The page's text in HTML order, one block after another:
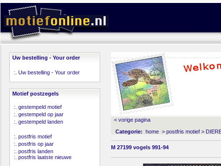
Uw bestelling - Your order
:. Uw bestelling - Your order
Motief postzegels
:. gestempeld motief
:. gestempeld op jaar
:. gestempeld landen
:. postfris motief
:. postfris op jaar
:. postfris landen
:. postfris laatste nieuwe
< vorige pagina
Categorie: home > postfris motief >
M 27199 vogels 991-94